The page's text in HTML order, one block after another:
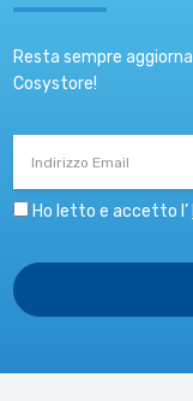
Resta sempre
Cosystore!
Ho letto e accetto l’